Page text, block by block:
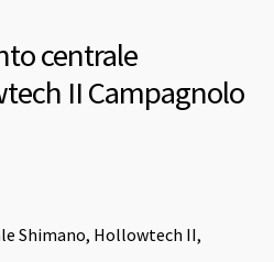
centrale
II Campagnolo
Shimano, Hollowtech II,